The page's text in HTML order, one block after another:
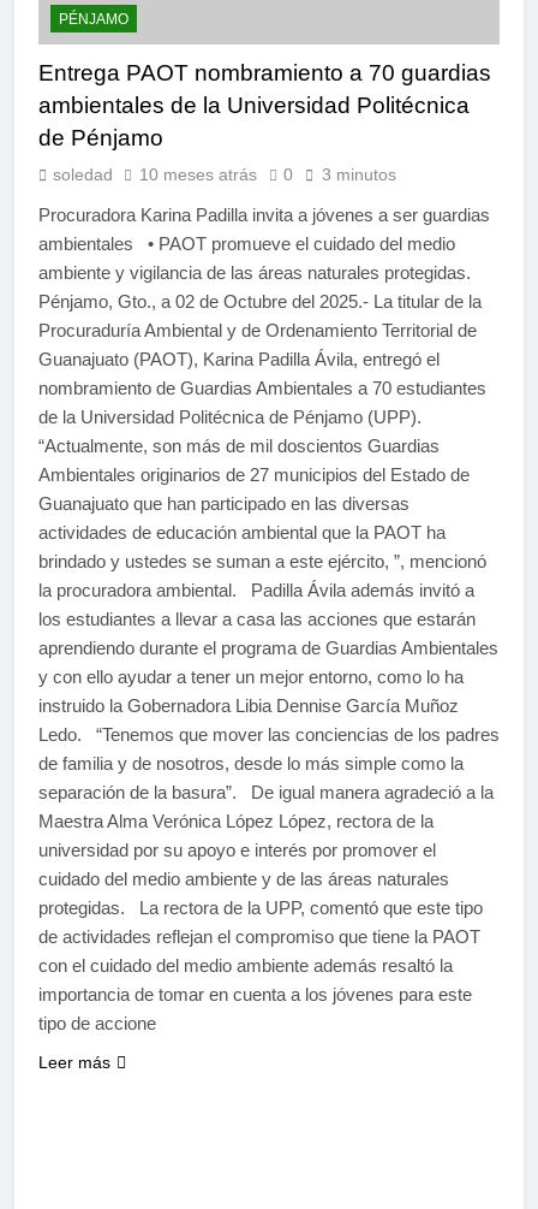
PÉNJAMO
Entrega PAOT nombramiento a 70 guardias
ambientales de la Universidad Politécnica
de Pénjamo
soledad 10 meses atrás 0 3 minutos
Procuradora Karina Padilla invita a jóvenes a ser guardias
ambientales • PAOT promueve el cuidado del medio
ambiente y vigilancia de las áreas naturales protegidas.
Pénjamo, Gto., a 02 de Octubre del 2025.- La titular de la
Procuraduría Ambiental y de Ordenamiento Territorial de
Guanajuato (PAOT), Karina Padilla Ávila, entregó el
nombramiento de Guardias Ambientales a 70 estudiantes
de la Universidad Politécnica de Pénjamo (UPP).
“Actualmente, son más de mil doscientos Guardias
Ambientales originarios de 27 municipios del Estado de
Guanajuato que han participado en las diversas
actividades de educación ambiental que la PAOT ha
brindado y ustedes se suman a este ejército, ”, mencionó
la procuradora ambiental. Padilla Ávila además invitó a
los estudiantes a llevar a casa las acciones que estarán
aprendiendo durante el programa de Guardias Ambientales
y con ello ayudar a tener un mejor entorno, como lo ha
instruido la Gobernadora Libia Dennise García Muñoz
Ledo. “Tenemos que mover las conciencias de los padres
de familia y de nosotros, desde lo más simple como la
separación de la basura”. De igual manera agradeció a la
Maestra Alma Verónica López López, rectora de la
universidad por su apoyo e interés por promover el
cuidado del medio ambiente y de las áreas naturales
protegidas. La rectora de la UPP, comentó que este tipo
de actividades reflejan el compromiso que tiene la PAOT
con el cuidado del medio ambiente además resaltó la
importancia de tomar en cuenta a los jóvenes para este
tipo de accione
Leer más